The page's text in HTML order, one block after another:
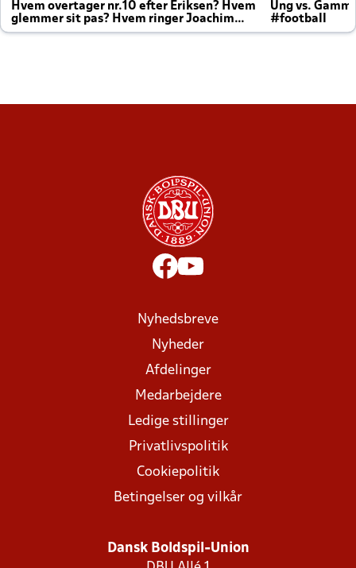
Hvem overtager nr.10 efter Eriksen? Hvem
glemmer sit pas? Hvem ringer Joachim
altid til efter kampe?
Ung vs.
#football
Nyhedsbreve
Nyheder
Afdelinger
Medarbejdere
Ledige stillinger
Privatlivspolitik
Cookiepolitik
Betingelser og vilkår
Dansk Boldspil-Union